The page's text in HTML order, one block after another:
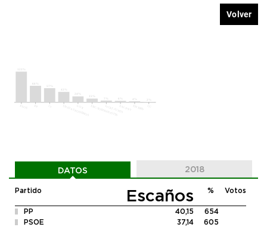
Volver
DATOS 2018
Partido Escaños % Votos
PP 40,15
654
PSOE
37,14
605